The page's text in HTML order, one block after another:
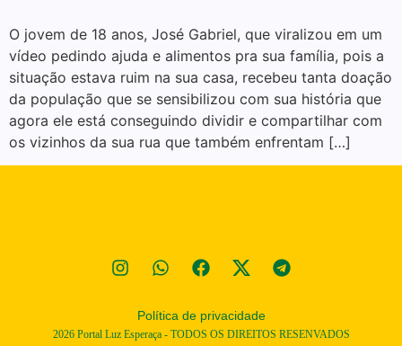
O jovem de 18 anos, José Gabriel, que viralizou em um
vídeo pedindo ajuda e alimentos pra sua família, pois a
situação estava ruim na sua casa, recebeu tanta doação
da população que se sensibilizou com sua história que
agora ele está conseguindo dividir e compartilhar com
os vizinhos da sua rua que também enfrentam […]
Política de privacidade
2026Portal Luz Esperaça - TODOS OS DIREITOS RESENVADOS